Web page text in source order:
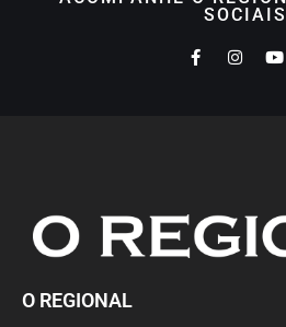
SOCIAIS
O REGIONAL